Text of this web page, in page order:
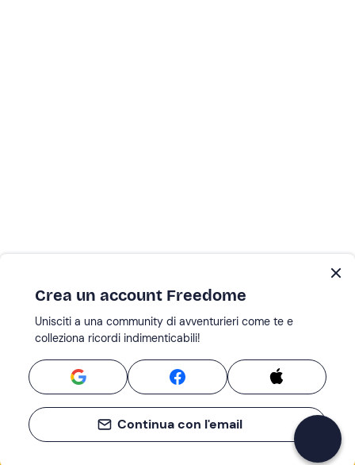
Se non sai mai cosa fare, sai cosa fare
Crea un account Freedome
Unisciti a una community di avventurieri come te e
colleziona ricordi indimenticabili!
Continua con l'email